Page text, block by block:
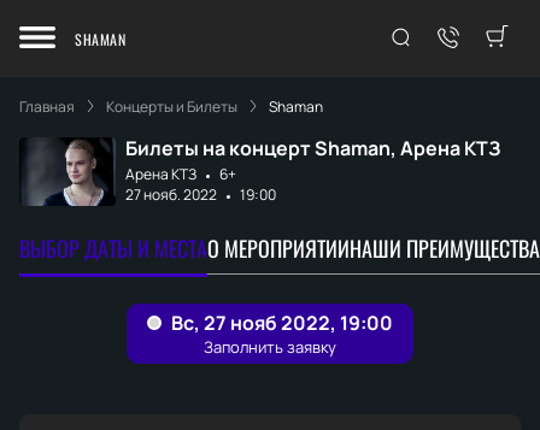
SHAMAN
Главная Концерты и Билеты Shaman
Билеты на концерт Shaman, Арена КТЗ
Арена КТЗ
6+
27 нояб. 2022
19:00
ВЫБОР ДАТЫ И МЕСТАО МЕРОПРИЯТИИНАШИ ПРЕИМУЩЕСТВА